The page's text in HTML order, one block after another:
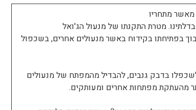
מאשר מתחריו
מטרת התקנתו של מנעול הג'ואל
בפתיחתו בקידוח באשר מנעולים אחרים, בשכפול
בדבק גנבים, להבדיל מהמפתח של מנעולים
מהעתקת מפתחות אחרים ומעותקים.